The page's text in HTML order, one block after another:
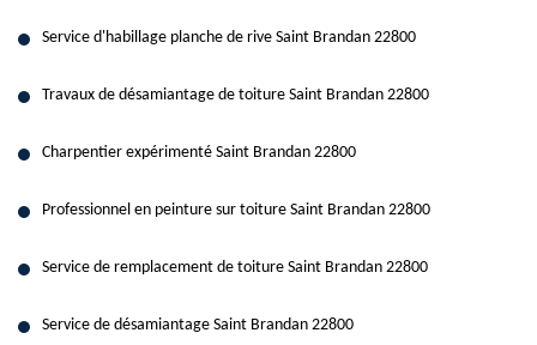
Service d'habillage planche de rive Saint Brandan 22800
Travaux de désamiantage de toiture Saint Brandan 22800
Charpentier expérimenté Saint Brandan 22800
Professionnel en peinture sur toiture Saint Brandan 22800
Service de remplacement de toiture Saint Brandan 22800
Service de désamiantage Saint Brandan 22800